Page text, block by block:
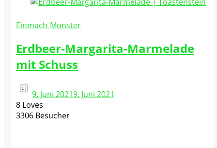
Einmach-Monster
Erdbeer-Margarita-Marmelade
mit Schuss
9. Juni 20219. Juni 2021
8 Loves
3306 Besucher